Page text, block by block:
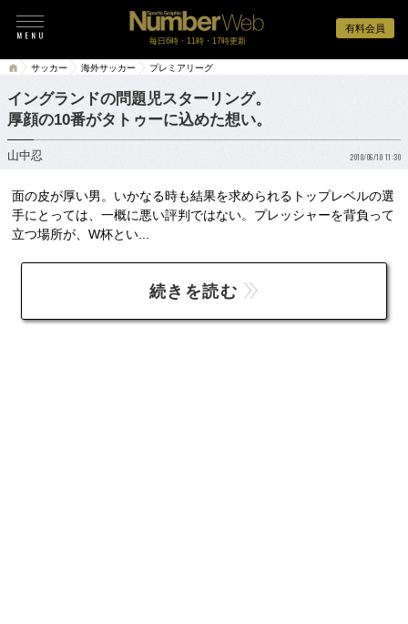
有料会員
毎日6時・11時・17時更新
サッカー 海外サッカー プレミアリーグ
イングランドの問題児スターリング。
厚顔の10番がタトゥーに込めた想い。
山中忍 2018/06/10 11:30
面の皮が厚い男。いかなる時も結果を求められるトップレベルの選
手にとっては、一概に悪い評判ではない。プレッシャーを背負って
立つ場所が、W杯とい...
続きを読む